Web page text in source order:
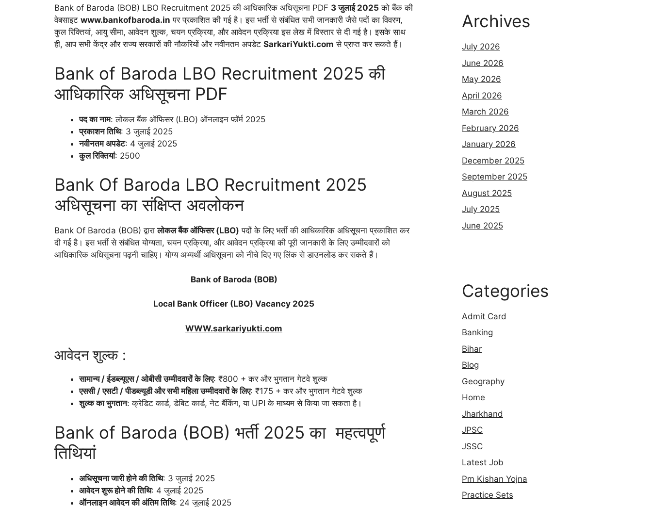
Bank of Baroda (BOB) LBO Recruitment 2025 की आधिकारिक अधिसूचना PDF 3 जुलाई 2025 को बैंक की
वेबसाइट www.bankofbaroda.in पर प्रकाशित की गई है। इस भर्ती से संबंधित सभी जानकारी जैसे पदों का विवरण,
कुल रिक्तियां, आयु सीमा, आवेदन शुल्क, चयन प्रक्रिया, और आवेदन प्रक्रिया इस लेख में विस्तार से दी गई है। इसके साथ
ही, आप सभी केंद्र और राज्य सरकारों की नौकरियों और नवीनतम अपडेट SarkariYukti.com से प्राप्त कर सकते हैं।
Bank of Baroda LBO Recruitment 2025 की
आधिकारिक अधिसूचना PDF
पद का नाम: लोकल बैंक ऑफिसर (LBO) ऑनलाइन फॉर्म 2025
प्रकाशन तिथि: 3 जुलाई 2025
नवीनतम अपडेट: 4 जुलाई 2025
कुल रिक्तियां: 2500
Bank Of Baroda LBO Recruitment 2025
अधिसूचना का संक्षिप्त अवलोकन
Bank Of Baroda (BOB) द्वारालोकल बैंक ऑफिसर (LBO) पदों के लिए भर्ती की आधिकारिक अधिसूचना प्रकाशित कर
दी गई है। इस भर्ती से संबंधित योग्यता, चयन प्रक्रिया, और आवेदन प्रक्रिया की पूरी जानकारी के लिए उम्मीदवारों को
आधिकारिक अधिसूचना पढ़नी चाहिए। योग्य अभ्यर्थी अधिसूचना को नीचे दिए गए लिंक से डाउनलोड कर सकते हैं।
Bank of Baroda (BOB)
Local Bank Officer (LBO) Vacancy 2025
WWW.sarkariyukti.com
आवेदन शुल्क :
सामान्य / ईडब्ल्यूएस / ओबीसी उम्मीदवारों के लिए: ₹800 + कर और भुगतान गेटवे शुल्क
एससी / एसटी / पीडब्ल्यूडी और सभी महिला उम्मीदवारों के लिए: ₹175 + कर और भुगतान गेटवे शुल्क
शुल्क का भुगतान: क्रेडिट कार्ड, डेबिट कार्ड, नेट बैंकिंग, या UPI के माध्यम से किया जा सकता है।
Bank of Baroda (BOB) भर्ती 2025 का महत्वपूर्ण
तिथियां
अधिसूचना जारी होने की तिथि: 3 जुलाई 2025
आवेदन शुरू होने की तिथि: 4 जुलाई 2025
ऑनलाइन आवेदन की अंतिम तिथि: 24 जुलाई 2025
Archives
July 2026
June 2026
May 2026
April 2026
March 2026
February 2026
January 2026
December 2025
September 2025
August 2025
July 2025
June 2025
Categories
Admit Card
Banking
Bihar
Blog
Geography
Home
Jharkhand
JPSC
JSSC
Latest Job
Pm Kishan Yojna
Practice Sets